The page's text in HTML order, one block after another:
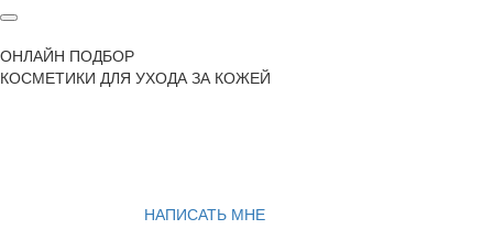
ОНЛАЙН ПОДБОР
КОСМЕТИКИ ДЛЯ УХОДА ЗА КОЖЕЙ
НАПИСАТЬ МНЕ